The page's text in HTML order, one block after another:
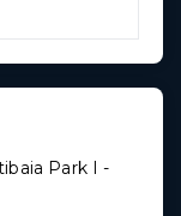
Park I -